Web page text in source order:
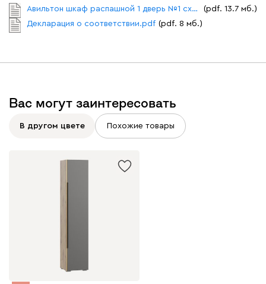
Авильтон шкаф распашной 1 дверь №1 схема сборки.pdf
(pdf. 13.7 мб.)
Декларация о соответствии.pdf (pdf. 8 мб.)
Вас могут заинтересовать
В другом цвете Похожие товары